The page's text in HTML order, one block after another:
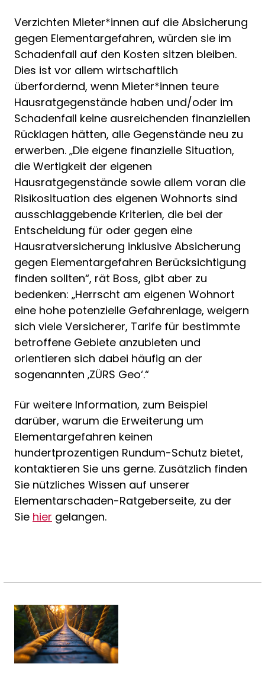
Verzichten Mieter*innen auf die Absicherung
gegen Elementargefahren, würden sie im
Schadenfall auf den Kosten sitzen bleiben.
Dies ist vor allem wirtschaftlich
überfordernd, wenn Mieter*innen teure
Hausratgegenstände haben und/oder im
Schadenfall keine ausreichenden finanziellen
Rücklagen hätten, alle Gegenstände neu zu
erwerben. „Die eigene finanzielle Situation,
die Wertigkeit der eigenen
Hausratgegenstände sowie allem voran die
Risikosituation des eigenen Wohnorts sind
ausschlaggebende Kriterien, die bei der
Entscheidung für oder gegen eine
Hausratversicherung inklusive Absicherung
gegen Elementargefahren Berücksichtigung
finden sollten“, rät Boss, gibt aber zu
bedenken: „Herrscht am eigenen Wohnort
eine hohe potenzielle Gefahrenlage, weigern
sich viele Versicherer, Tarife für bestimmte
betroffene Gebiete anzubieten und
orientieren sich dabei häufig an der
sogenannten ‚ZÜRS Geo‘.“
Für weitere Information, zum Beispiel
darüber, warum die Erweiterung um
Elementargefahren keinen
hundertprozentigen Rundum-Schutz bietet,
kontaktieren Sie uns gerne. Zusätzlich finden
Sie nützliches Wissen auf unserer
Elementarschaden-Ratgeberseite, zu der
Sie hier gelangen.